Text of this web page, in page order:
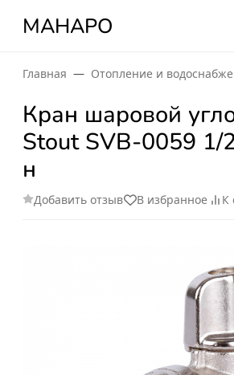
МАНАРО
Главная Отопление и
Кран шаровой
Stout SVB-0059 1/
н
Добавить отзыв В избранное К